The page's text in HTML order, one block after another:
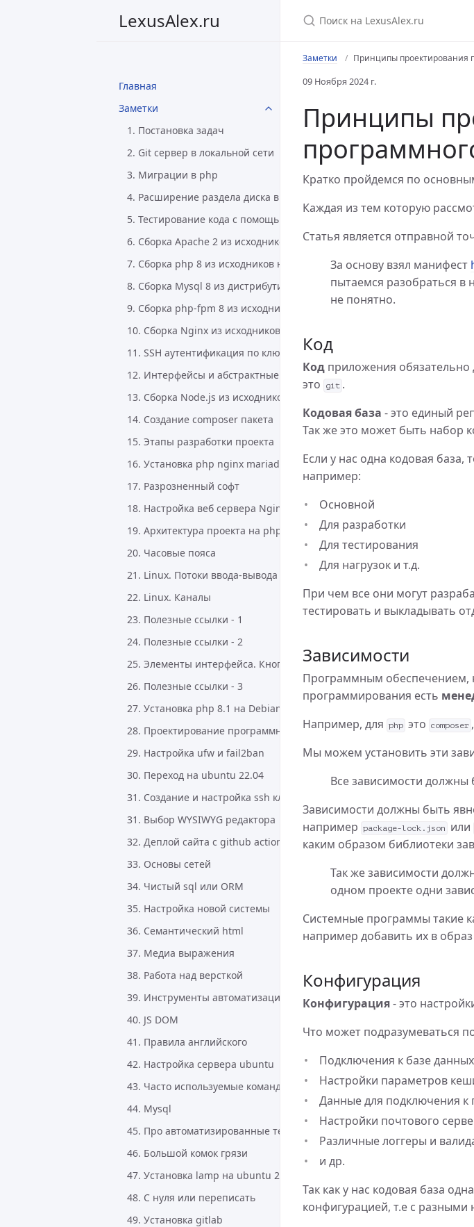
LexusAlex.ru
Главная
Заметки
1. Постановка задач
2. Git сервер в локальной сети
3. Миграции в php
4. Расширение раздела диска в Linux
5. Тестирование кода с помощью Phpunit
6. Сборка Apache 2 из исходников на Debian 10
7. Сборка php 8 из исходников на Debian 10
8. Сборка Mysql 8 из дистрибутива на Debian 10
9. Сборка php-fpm 8 из исходников на Debian 10
10. Сборка Nginx из исходников на Debian 10
11. SSH аутентификация по ключу
12. Интерфейсы и абстрактные классы в php
13. Сборка Node.js из исходников на Debian 10
14. Создание composer пакета
15. Этапы разработки проекта
16. Установка php nginx mariadb на Debian 10
17. Разрозненный софт
18. Настройка веб сервера Nginx
19. Архитектура проекта на php
20. Часовые пояса
21. Linux. Потоки ввода-вывода
22. Linux. Каналы
23. Полезные ссылки - 1
24. Полезные ссылки - 2
25. Элементы интерфейса. Кнопки
26. Полезные ссылки - 3
27. Установка php 8.1 на Debian
28. Проектирование программного обеспечения. Базовые понятия
29. Настройка ufw и fail2ban
30. Переход на ubuntu 22.04
31. Создание и настройка ssh ключей
31. Выбор WYSIWYG редактора
32. Деплой сайта с github actions
33. Основы сетей
34. Чистый sql или ORM
35. Настройка новой системы
36. Семантический html
37. Медиа выражения
38. Работа над версткой
39. Инструменты автоматизации в php
40. JS DOM
41. Правила английского
42. Настройка сервера ubuntu
43. Часто используемые команды в linux
44. Mysql
45. Про автоматизированные тесты
46. Большой комок грязи
47. Установка lamp на ubuntu 22.04
48. С нуля или переписать
49. Установка gitlab
Заметки Принципы проектирования
09 Ноября 2024 г.
Принципы
Кратко пройдемся по
Каждая из тем которую
Статья является отправной
За основу взял манифест
пытаемся разобраться
не понятно.
Код
Код приложения обязательно
это
git .
Кодовая база - это единый
Так же это может быть набор
Если у нас одна кодовая
например:
Основной
Для разработки
Для тестирования
Для нагрузок и т.д.
При чем все они могут
тестировать и выкладывать
Зависимости
Программным обеспечением,
программирования есть
Например, для php это composer
Мы можем установить эти
Все зависимости
Зависимости должны быть
например package-lock.json или
каким образом библиотеки
Так же зависимости
одном проекте одни
Системные программы такие
например добавить их в образ
Конфигурация
Конфигурация- это
Что может подразумеваться
Подключения к базе
Настройки параметров
Данные для подключения
Настройки почтового
Различные логгеры и
и др.
Так как у нас кодовая база
конфигурацией, т.е с разными